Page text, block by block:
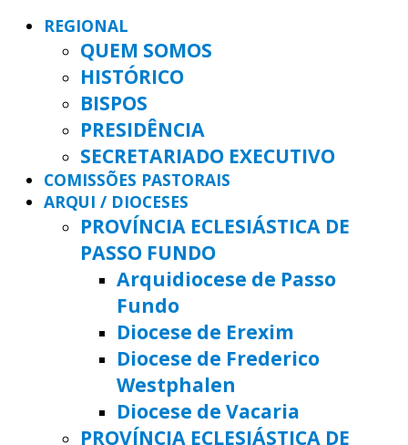
REGIONAL
QUEM SOMOS
HISTÓRICO
BISPOS
PRESIDÊNCIA
SECRETARIADO EXECUTIVO
COMISSÕES PASTORAIS
ARQUI / DIOCESES
PROVÍNCIA ECLESIÁSTICA DE
PASSO FUNDO
Arquidiocese de Passo
Fundo
Diocese de Erexim
Diocese de Frederico
Westphalen
Diocese de Vacaria
PROVÍNCIA ECLESIÁSTICA DE